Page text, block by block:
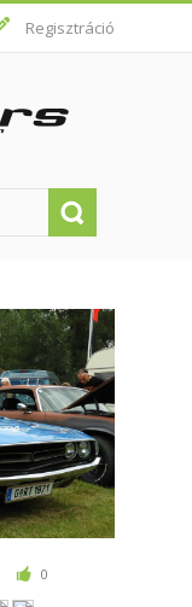
Regisztráció
0